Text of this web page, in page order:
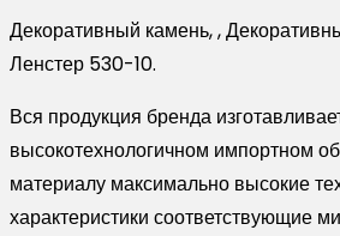
10
Декоративный камень, ,
Ленстер 530-10.
Вся продукция бренда
высокотехнологичном импортном
материалу максимально высокие
характеристики соответствующие